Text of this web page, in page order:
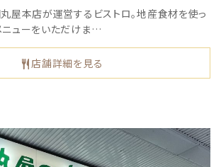
屋本店が運営するビストロ。地産食材を使っ
ニューをいただけま…
店舗詳細を見る